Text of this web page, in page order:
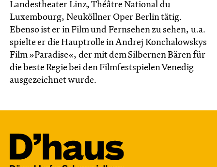
Landestheater Linz, Théâtre National du
Luxembourg, Neuköllner Oper Berlin tätig.
Ebenso ist er in Film und Fernsehen zu sehen, u.a.
spielte er die Hauptrolle in Andrej Konchalowskys
Film »Paradise«, der mit dem Silbernen Bären für
die beste Regie bei den Filmfestspielen Venedig
ausgezeichnet wurde.